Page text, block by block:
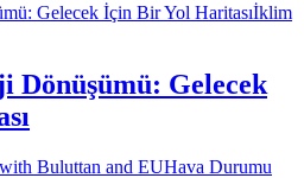
İklim
Dönüşümü: Gelecek
Hava Durumu